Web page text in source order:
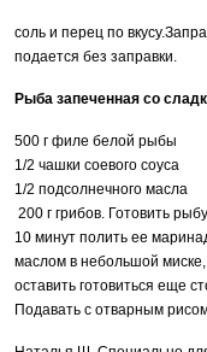
соль и перец по
подается без заправки.
Рыба запеченная со
500 г филе белой рыбы
1/2 чашки соевого соуса
1/2 подсолнечного масла
200 г грибов. Готовить
10 минут полить ее
маслом в небольшой
оставить готовиться еще
Подавать с отварным